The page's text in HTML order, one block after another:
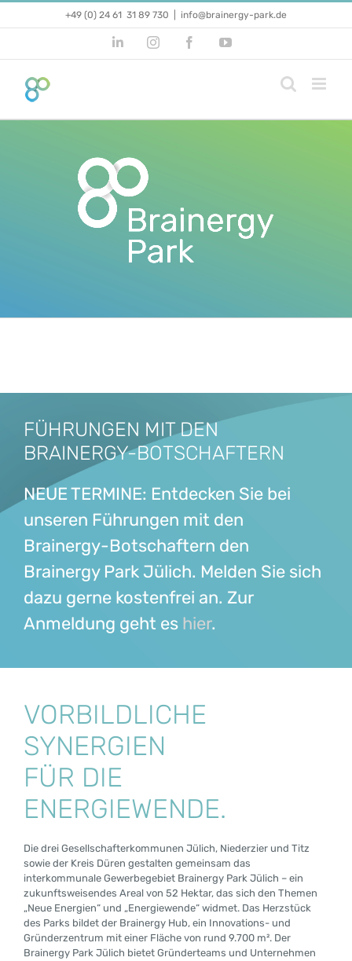
+49 (0) 24 61 31 89 730 info@brainergy-park.de
LinkedInInstagramFacebookYouTube
FÜHRUNGEN MIT DEN
BRAINERGY-BOTSCHAFTERN
NEUE TERMINE: Entdecken Sie bei
unseren Führungen mit den
Brainergy-Botschaftern den
Brainergy Park Jülich. Melden Sie sich
dazu gerne kostenfrei an. Zur
Anmeldung geht es hier.
VORBILDLICHE
SYNERGIEN
FÜR DIE
ENERGIEWENDE.
Die drei Gesellschafterkommunen Jülich, Niederzier und Titz
sowie der Kreis Düren gestalten gemeinsam das
interkommunale Gewerbegebiet Brainergy Park Jülich – ein
zukunftsweisendes Areal von 52 Hektar, das sich den Themen
„Neue Energien“ und „Energiewende“ widmet. Das Herzstück
des Parks bildet der Brainergy Hub, ein Innovations- und
Gründerzentrum mit einer Fläche von rund 9.700 m². Der
Brainergy Park Jülich bietet Gründerteams und Unternehmen